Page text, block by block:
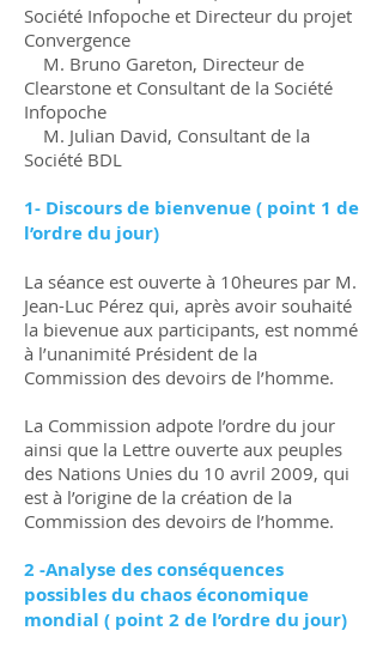
Société Infopoche et Directeur du projet
Convergence
M. Bruno Gareton, Directeur de
Clearstone et Consultant de la Société
Infopoche
M. Julian David, Consultant de la
Société BDL
1- Discours de bienvenue ( point 1 de
l’ordre du jour)
La séance est ouverte à 10heures par M.
Jean-Luc Pérez qui, après avoir souhaité
la bievenue aux participants, est nommé
à l’unanimité Président de la
Commission des devoirs de l’homme.
La Commission adpote l’ordre du jour
ainsi que la Lettre ouverte aux peuples
des Nations Unies du 10 avril 2009, qui
est à l’origine de la création de la
Commission des devoirs de l’homme.
2 -Analyse des conséquences
possibles du chaos économique
mondial ( point 2 de l’ordre du jour)